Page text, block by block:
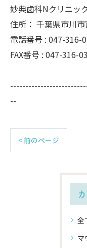
妙典歯科Nクリニッ
住所： 千葉県市川
電話番号 : 047-316-
FAX番号 : 047-316-
--
< 前のページ
全
マ